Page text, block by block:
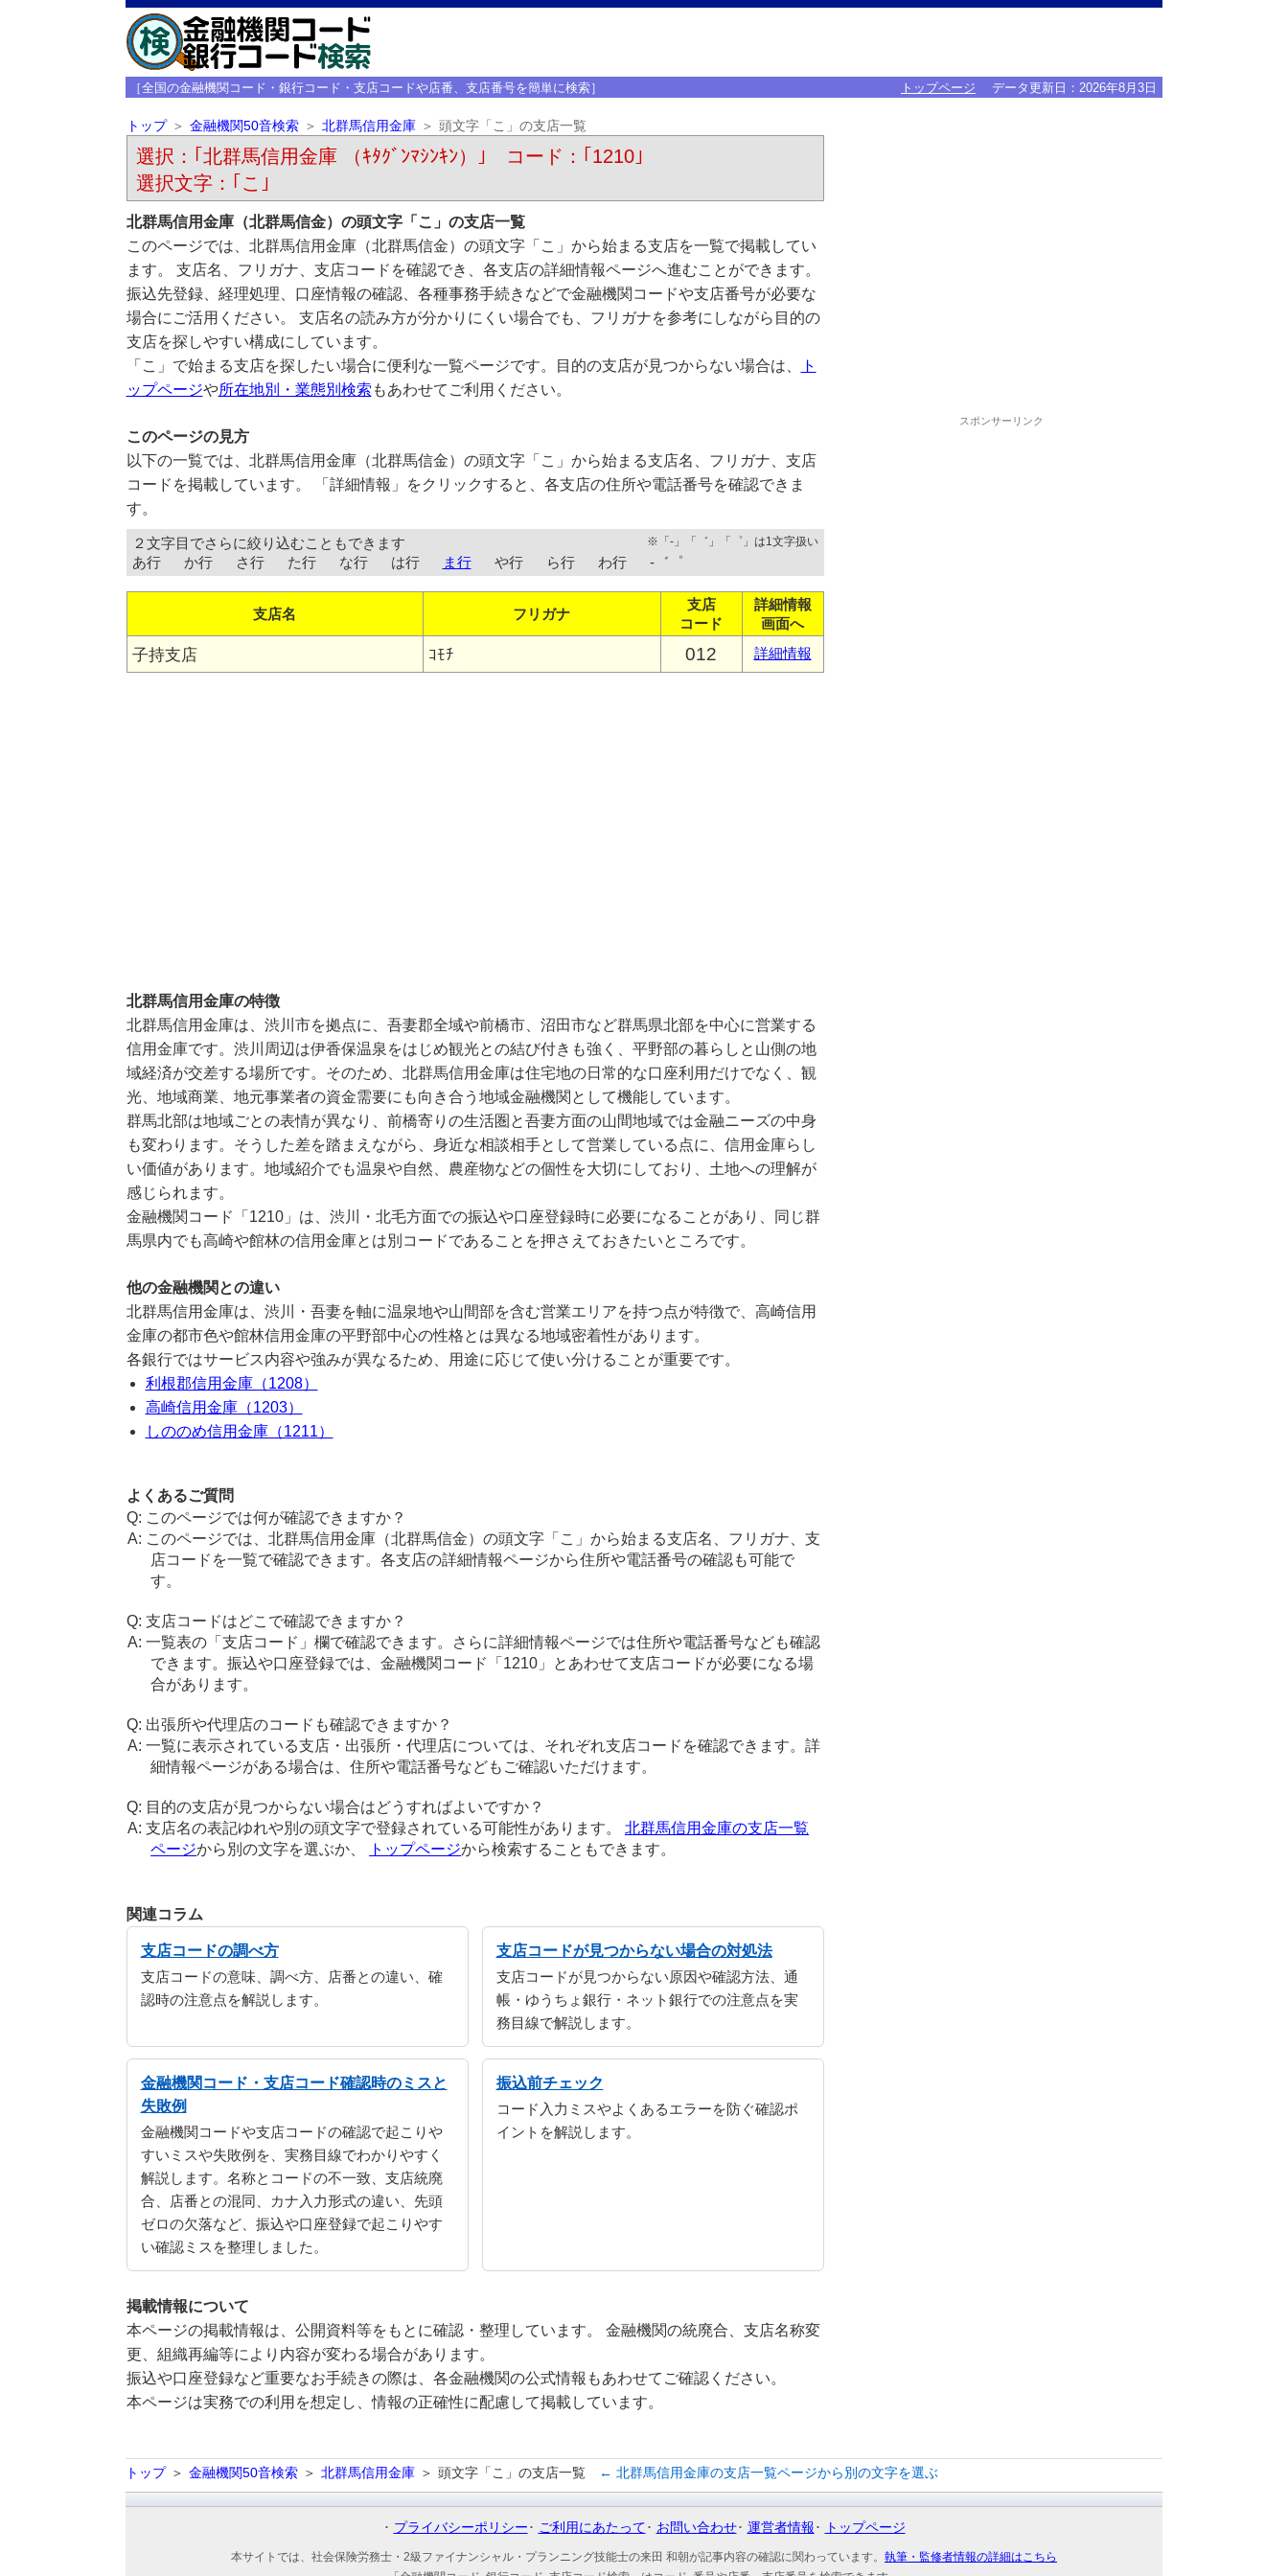
［全国の金融機関コード・銀行コード・支店コードや店番、支店番号を簡単に検索］ トップページ データ更新日： 2026年8月3日
トップ 金融機関50音検索 北群馬信用金庫 頭文字「こ」の支店一覧
選択：｢北群馬信用金庫 （ｷﾀｸﾞﾝﾏｼﾝｷﾝ）｣ コード：｢1210｣
選択文字：｢こ｣
北群馬信用金庫（北群馬信金）の頭文字「こ」の支店一覧
このページでは、北群馬信用金庫（北群馬信金）の頭文字「こ」から始まる支店を一覧で掲載してい
ます。 支店名、フリガナ、支店コードを確認でき、各支店の詳細情報ページへ進むことができます。
振込先登録、経理処理、口座情報の確認、各種事務手続きなどで金融機関コードや支店番号が必要な
場合にご活用ください。 支店名の読み方が分かりにくい場合でも、フリガナを参考にしながら目的の
支店を探しやすい構成にしています。
「こ」で始まる支店を探したい場合に便利な一覧ページです。目的の支店が見つからない場合は、
ト
ップページや所在地別・業態別検索 もあわせてご利用ください。
このページの見方
以下の一覧では、北群馬信用金庫（北群馬信金）の頭文字「こ」から始まる支店名、フリガナ、支店
コードを掲載しています。 「詳細情報」をクリックすると、各支店の住所や電話番号を確認できま
す。
２文字目でさらに絞り込むこともできます ※「-」「゛」「゜」は1文字扱い
あ行 か行 さ行 た行 な行 は行 ま行 や行 ら行 わ行 -゛゜
支店名 フリガナ
支店
コード
詳細情報
画面へ
子持支店 ｺﾓﾁ 012 詳細情報
北群馬信用金庫の特徴
北群馬信用金庫は、渋川市を拠点に、吾妻郡全域や前橋市、沼田市など群馬県北部を中心に営業する
信用金庫です。渋川周辺は伊香保温泉をはじめ観光との結び付きも強く、平野部の暮らしと山側の地
域経済が交差する場所です。そのため、北群馬信用金庫は住宅地の日常的な口座利用だけでなく、観
光、地域商業、地元事業者の資金需要にも向き合う地域金融機関として機能しています。
群馬北部は地域ごとの表情が異なり、前橋寄りの生活圏と吾妻方面の山間地域では金融ニーズの中身
も変わります。そうした差を踏まえながら、身近な相談相手として営業している点に、信用金庫らし
い価値があります。地域紹介でも温泉や自然、農産物などの個性を大切にしており、土地への理解が
感じられます。
金融機関コード「1210」は、渋川・北毛方面での振込や口座登録時に必要になることがあり、同じ群
馬県内でも高崎や館林の信用金庫とは別コードであることを押さえておきたいところです。
他の金融機関との違い
北群馬信用金庫は、渋川・吾妻を軸に温泉地や山間部を含む営業エリアを持つ点が特徴で、高崎信用
金庫の都市色や館林信用金庫の平野部中心の性格とは異なる地域密着性があります。
各銀行ではサービス内容や強みが異なるため、用途に応じて使い分けることが重要です。
利根郡信用金庫（1208）
高崎信用金庫（1203）
しののめ信用金庫（1211）
よくあるご質問
このページでは何が確認できますか？
このページでは、北群馬信用金庫（北群馬信金）の頭文字「こ」から始まる支店名、フリガナ、支
店コードを一覧で確認できます。各支店の詳細情報ページから住所や電話番号の確認も可能で
す。
支店コードはどこで確認できますか？
一覧表の「支店コード」欄で確認できます。さらに詳細情報ページでは住所や電話番号なども確認
できます。振込や口座登録では、金融機関コード「1210」とあわせて支店コードが必要になる場
合があります。
出張所や代理店のコードも確認できますか？
一覧に表示されている支店・出張所・代理店については、それぞれ支店コードを確認できます。詳
細情報ページがある場合は、住所や電話番号などもご確認いただけます。
目的の支店が見つからない場合はどうすればよいですか？
支店名の表記ゆれや別の頭文字で登録されている可能性があります。北群馬信用金庫の支店一覧
ページから別の文字を選ぶか、 トップページから検索することもできます。
関連コラム
支店コードの調べ方
支店コードの意味、調べ方、店番との違い、確
認時の注意点を解説します。
支店コードが見つからない場合の対処法
支店コードが見つからない原因や確認方法、通
帳・ゆうちょ銀行・ネット銀行での注意点を実
務目線で解説します。
金融機関コード・支店コード確認時のミスと
失敗例
金融機関コードや支店コードの確認で起こりや
すいミスや失敗例を、実務目線でわかりやすく
解説します。名称とコードの不一致、支店統廃
合、店番との混同、カナ入力形式の違い、先頭
ゼロの欠落など、振込や口座登録で起こりやす
い確認ミスを整理しました。
振込前チェック
コード入力ミスやよくあるエラーを防ぐ確認ポ
イントを解説します。
掲載情報について
本ページの掲載情報は、公開資料等をもとに確認・整理しています。 金融機関の統廃合、支店名称変
更、組織再編等により内容が変わる場合があります。
振込や口座登録など重要なお手続きの際は、各金融機関の公式情報もあわせてご確認ください。
本ページは実務での利用を想定し、情報の正確性に配慮して掲載しています。
スポンサーリンク
トップ 金融機関50音検索 北群馬信用金庫 頭文字「こ」の支店一覧 ← 北群馬信用金庫の支店一覧ページから別の文字を選ぶ
プライバシーポリシー ご利用にあたって お問い合わせ 運営者情報 トップページ
本サイトでは、社会保険労務士・2級ファイナンシャル・プランニング技能士の来田 和朝が記事内容の確認に関わっています。 執筆・監修者情報の詳細はこちら